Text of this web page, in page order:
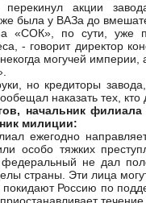
акции
была у ВАЗа до
по сути, уже
- говорит директор
могучей
но кредиторы завода,
наказать тех, кто
начальник
милиции:
особо тяжких
не дал
страны. Эти лица
Россию по